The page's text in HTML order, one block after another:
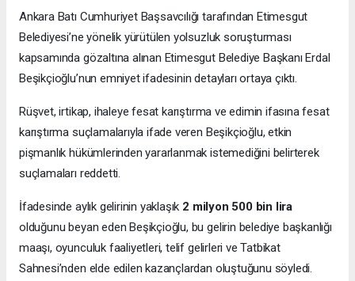
Ankara Batı Cumhuriyet Başsavcılığı tarafından Etimesgut
Belediyesi’ne yönelik yürütülen yolsuzluk soruşturması
kapsamında gözaltına alınan Etimesgut Belediye Başkanı Erdal
Beşikçioğlu’nun emniyet ifadesinin detayları ortaya çıktı.
Rüşvet, irtikap, ihaleye fesat karıştırma ve edimin ifasına fesat
karıştırma suçlamalarıyla ifade veren Beşikçioğlu, etkin
pişmanlık hükümlerinden yararlanmak istemediğini belirterek
suçlamaları reddetti.
İfadesinde aylık gelirinin yaklaşık 2 milyon 500 bin lira
olduğunu beyan eden Beşikçioğlu, bu gelirin belediye başkanlığı
maaşı, oyunculuk faaliyetleri, telif gelirleri ve Tatbikat
Sahnesi’nden elde edilen kazançlardan oluştuğunu söyledi.